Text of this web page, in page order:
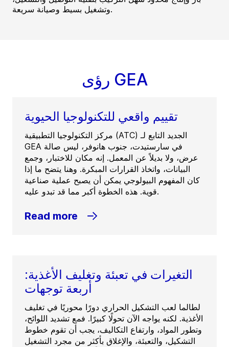
وتشغيل بسيط وصيانة سريعة.
رؤى GEA
تقييم واقعي للتكنولوجيا الحيوية
مركز التكنولوجيا التطبيقية (ATC) الجديد التابع لـ
GEA في سارستيدت، جنوب هانوفر، ليس صالة
عرض، ولا بديلاً عن المعمل. إنه مكان للاختبار، وجمع
البيانات، واتخاذ القرارات المبكرة. وهنا يتضح ما إذا
كان المفهوم البيولوجي يمكن أن يصبح عملية صناعية
قوية. هذه الخطوة أكبر مما قد تبدو عليه.
Read more
التغيرات في تعبئة وتغليف الأغذية:
أربعة توجهات
لطالما لعب التشكيل الحراري دورًا محوريًا في تغليف
الأغذية. لكنه يواجه الآن تحولًا كبيرًا. فمع تشديد اللوائح،
وتطور المواد، وارتفاع التكاليف، يجب أن تقوم خطوط
التشكيل، والتعبئة، والإغلاق بأكثر من مجرد التشغيل